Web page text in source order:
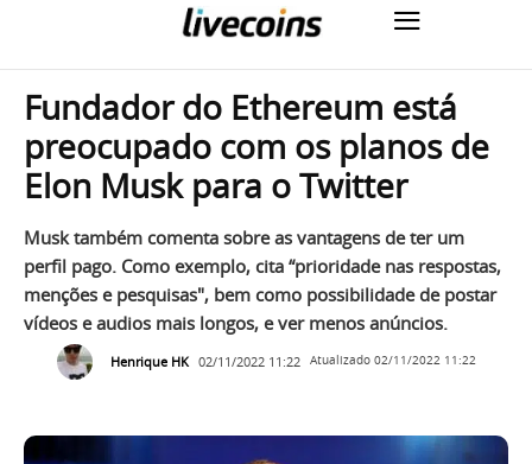
Fundador do Ethereum está
preocupado com os planos de
Elon Musk para o Twitter
Musk também comenta sobre as vantagens de ter um
perfil pago. Como exemplo, cita “prioridade nas respostas,
menções e pesquisas", bem como possibilidade de postar
vídeos e audios mais longos, e ver menos anúncios.
Henrique HK 02/11/2022 11:22 Atualizado 02/11/2022 11:22